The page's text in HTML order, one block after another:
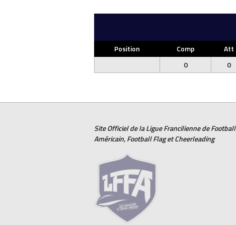
Position Comp Att
0
0
Site Officiel de la Ligue Francilienne deFootball
Américain,Football FlagetCheerleading